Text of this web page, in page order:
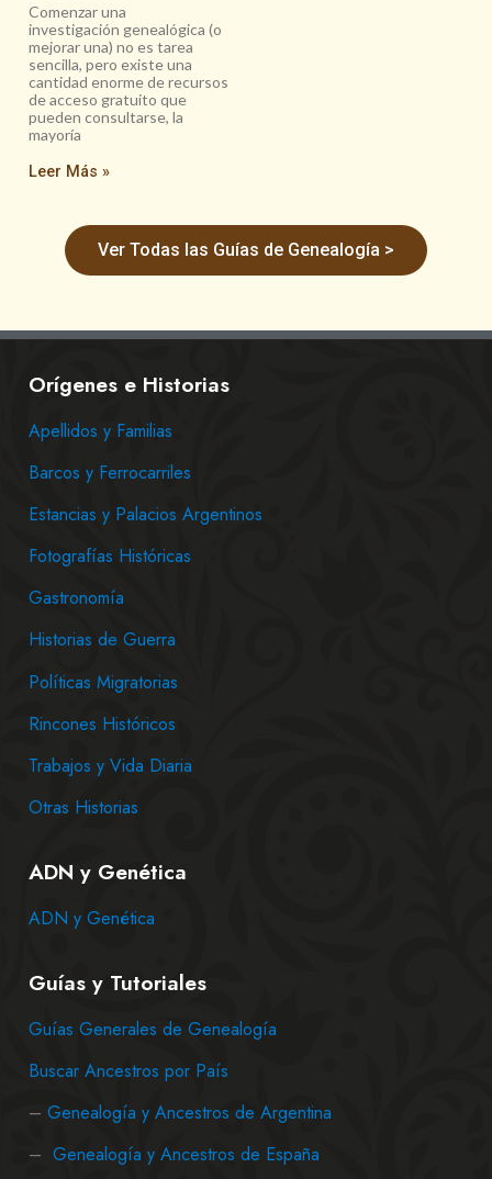
Comenzar una
investigación genealógica (o
mejorar una) no es tarea
sencilla, pero existe una
cantidad enorme de recursos
de acceso gratuito que
pueden consultarse, la
mayoría
Leer Más »
Ver Todas las Guías de Genealogía >
Orígenes e Historias
Apellidos y Familias
Barcos y Ferrocarriles
Estancias y Palacios Argentinos
Fotografías Históricas
Gastronomía
Historias de Guerra
Políticas Migratorias
Rincones Históricos
Trabajos y Vida Diaria
Otras Historias
ADN y Genética
ADN y Genética
Guías y Tutoriales
Guías Generales de Genealogía
Buscar Ancestros por País
– Genealogía y Ancestros de Argentina
– Genealogía y Ancestros de España